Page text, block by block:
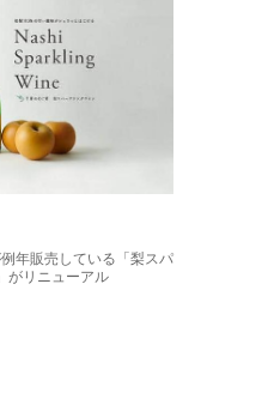
年販売している「梨スパ
がリニューアル